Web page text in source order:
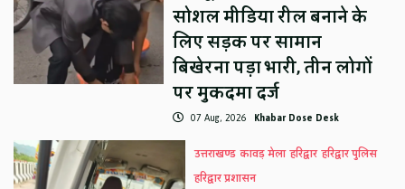
सोशल मीडिया रील बनाने के
लिए सड़क पर सामान
बिखेरना पड़ा भारी, तीन लोगों
पर मुकदमा दर्ज
07 Aug, 2026 Khabar Dose Desk
उत्तराखण्ड कावड़ मेला हरिद्वार हरिद्वार पुलिस
हरिद्वार प्रशासन